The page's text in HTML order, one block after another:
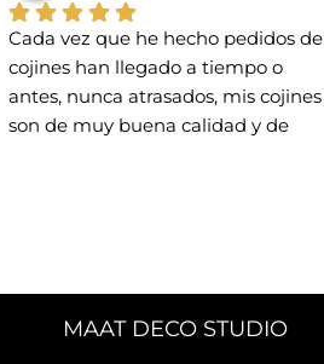
Cada vez que he hecho pedidos de
cojines han llegado a tiempo o
antes, nunca atrasados, mis cojines
son de muy buena calidad y de
MAAT DECO STUDIO